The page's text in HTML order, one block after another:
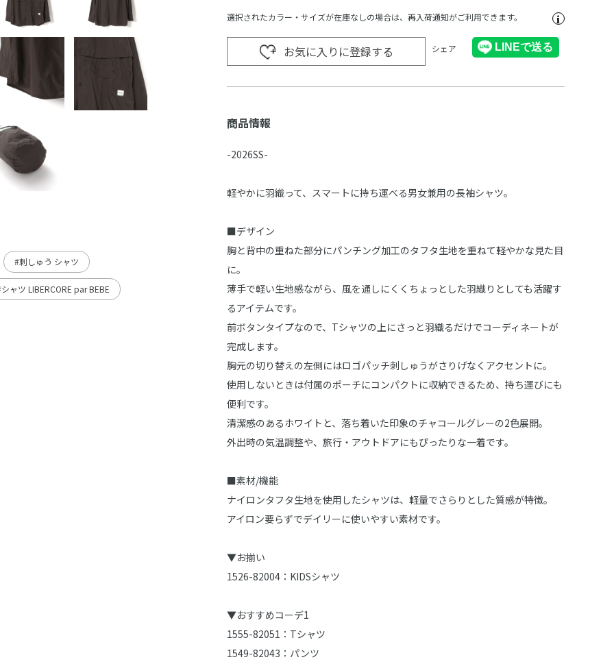
#刺しゅう シャツ
ャツ LIBERCORE par BEBE
選択されたカラー・サイズが在庫なしの場合は、再入荷通知がご利用できます。
お気に入りに登録する シェア
商品情報
-2026SS-
軽やかに羽織って、スマートに持ち運べる男女兼用の長袖シャツ。
■デザイン
胸と背中の重ねた部分にパンチング加工のタフタ生地を重ねて軽やかな見た目
に。
薄手で軽い生地感ながら、風を通しにくくちょっとした羽織りとしても活躍す
るアイテムです。
前ボタンタイプなので、Tシャツの上にさっと羽織るだけでコーディネートが
完成します。
胸元の切り替えの左側にはロゴパッチ刺しゅうがさりげなくアクセントに。
使用しないときは付属のポーチにコンパクトに収納できるため、持ち運びにも
便利です。
清潔感のあるホワイトと、落ち着いた印象のチャコールグレーの2色展開。
外出時の気温調整や、旅行・アウトドアにもぴったりな一着です。
■素材/機能
ナイロンタフタ生地を使用したシャツは、軽量でさらりとした質感が特徴。
アイロン要らずでデイリーに使いやすい素材です。
▼お揃い
1526-82004：KIDSシャツ
▼おすすめコーデ1
1555-82051：Tシャツ
1549-82043：パンツ